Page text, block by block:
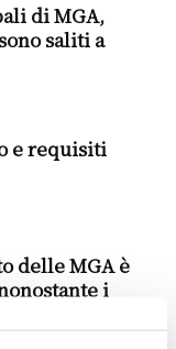
di MGA,
saliti a
e requisiti
delle MGA è
i